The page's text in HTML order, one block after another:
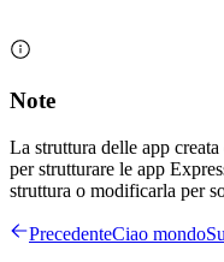
Note
La struttura delle app
per strutturare le app
struttura o modificarla per
PrecedenteCiao mondo